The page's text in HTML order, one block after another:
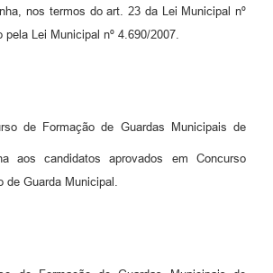
nos termos do art. 23 da Lei Municipal nº
pela Lei Municipal nº 4.690/2007.
de Formação de Guardas Municipais de
aos candidatos aprovados em Concurso
de Guarda Municipal.